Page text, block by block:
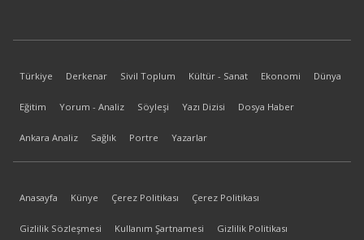
Türkiye Derkenar Sivil Toplum Kültür - Sanat Ekonomi Dünya
Eğitim Yorum - Analiz Söyleşi Yazı Dizisi Dosya Haber
Ankara Analiz Sağlık Portre Yazarlar
Anasayfa Künye Çerez Politikası Çerez Politikası
Gizlilik Sözleşmesi Kullanım Şartnamesi Gizlilik Politikası